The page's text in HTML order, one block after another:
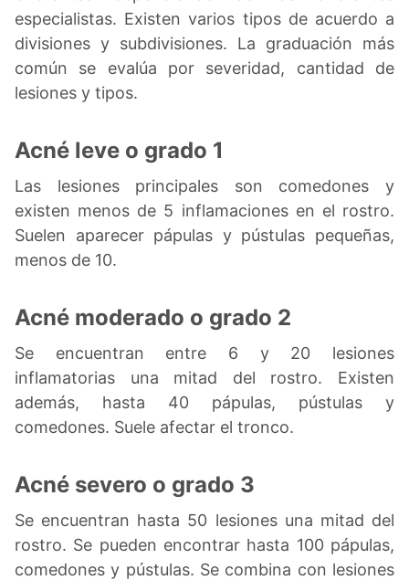
especialistas. Existen varios tipos de acuerdo a
divisiones y subdivisiones. La graduación más
común se evalúa por severidad, cantidad de
lesiones y tipos.
Acné leve o grado 1
Las lesiones principales son comedones y
existen menos de 5 inflamaciones en el rostro.
Suelen aparecer pápulas y pústulas pequeñas,
menos de 10.
Acné moderado o grado 2
Se encuentran entre 6 y 20 lesiones
inflamatorias una mitad del rostro. Existen
además, hasta 40 pápulas, pústulas y
comedones. Suele afectar el tronco.
Acné severo o grado 3
Se encuentran hasta 50 lesiones una mitad del
rostro. Se pueden encontrar hasta 100 pápulas,
comedones y pústulas. Se combina con lesiones